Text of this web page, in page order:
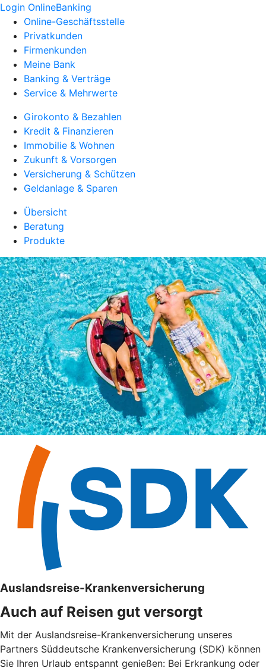
Login OnlineBanking
Online-Geschäftsstelle
Privatkunden
Firmenkunden
Meine Bank
Banking & Verträge
Service & Mehrwerte
Girokonto & Bezahlen
Kredit & Finanzieren
Immobilie & Wohnen
Zukunft & Vorsorgen
Versicherung & Schützen
Geldanlage & Sparen
Übersicht
Beratung
Produkte
Auslandsreise-Krankenversicherung
Auch auf Reisen gut versorgt
Mit der Auslandsreise-Krankenversicherung unseres
Partners Süddeutsche Krankenversicherung (SDK) können
Sie Ihren Urlaub entspannt genießen: Bei Erkrankung oder